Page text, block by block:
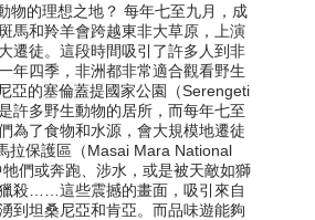
物的理想之地？ 每年七至九月，成
馬和羚羊會跨越東非大草原，上演
遷徒。這段時間吸引了許多人到非
年四季，非洲都非常適合觀看野生
亞的塞倫蓋提國家公園（Serengeti
許多野生動物的居所，而每年七至
為了食物和水源，會大規模地遷徒
拉保護區（Masai Mara National
們或奔跑、涉水，或是被天敵如獅
殺……這些震撼的畫面，吸引來自
到坦桑尼亞和肯亞。而品味遊能夠